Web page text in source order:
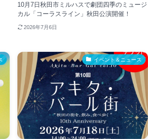
10月7日秋田市ミルハスで劇団四季のミュージ
カル「コーラスライン」秋田公演開催！
2026年7月6日
イベント＆ニュース